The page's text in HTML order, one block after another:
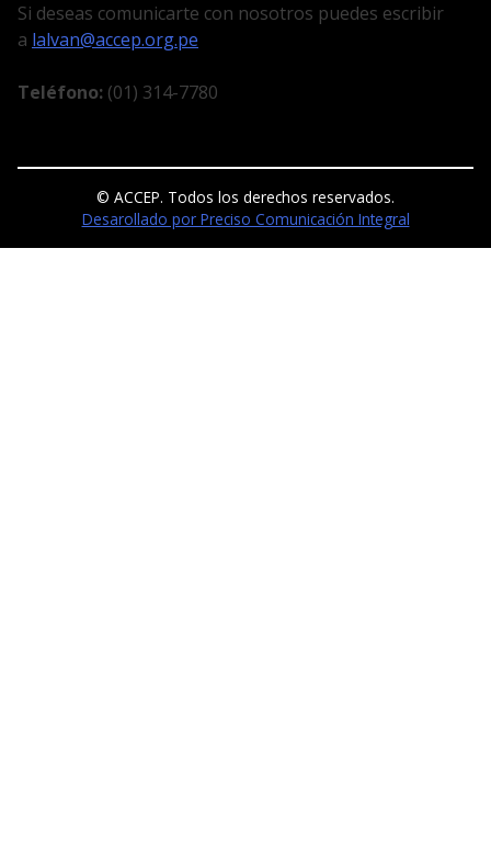
Si deseas comunicarte con nosotros puedes escribir
a lalvan@accep.org.pe
Teléfono: (01) 314-7780
© ACCEP. Todos los derechos reservados.
Desarollado por Preciso Comunicación Integral